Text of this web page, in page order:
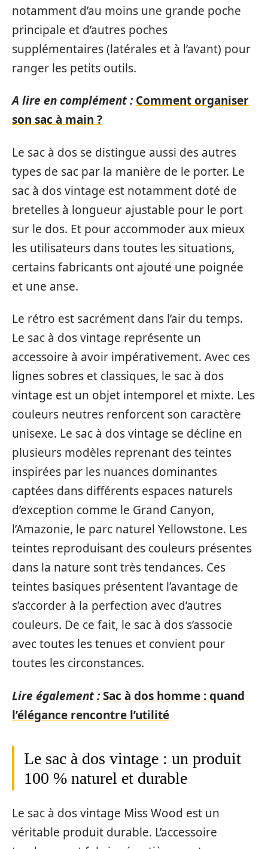
notamment d’au moins une grande poche
principale et d’autres poches
supplémentaires (latérales et à l’avant) pour
ranger les petits outils.
A lire en complément : Comment organiser
son sac à main ?
Le sac à dos se distingue aussi des autres
types de sac par la manière de le porter. Le
sac à dos vintage est notamment doté de
bretelles à longueur ajustable pour le port
sur le dos. Et pour accommoder aux mieux
les utilisateurs dans toutes les situations,
certains fabricants ont ajouté une poignée
et une anse.
Le rétro est sacrément dans l’air du temps.
Le sac à dos vintage représente un
accessoire à avoir impérativement. Avec ces
lignes sobres et classiques, le sac à dos
vintage est un objet intemporel et mixte. Les
couleurs neutres renforcent son caractère
unisexe. Le sac à dos vintage se décline en
plusieurs modèles reprenant des teintes
inspirées par les nuances dominantes
captées dans différents espaces naturels
d’exception comme le Grand Canyon,
l’Amazonie, le parc naturel Yellowstone. Les
teintes reproduisant des couleurs présentes
dans la nature sont très tendances. Ces
teintes basiques présentent l’avantage de
s’accorder à la perfection avec d’autres
couleurs. De ce fait, le sac à dos s’associe
avec toutes les tenues et convient pour
toutes les circonstances.
Lire également :Sac à dos homme : quand
l’élégance rencontre l’utilité
Le sac à dos vintage : un produit
100 % naturel et durable
Le sac à dos vintage Miss Wood est un
véritable produit durable. L’accessoire